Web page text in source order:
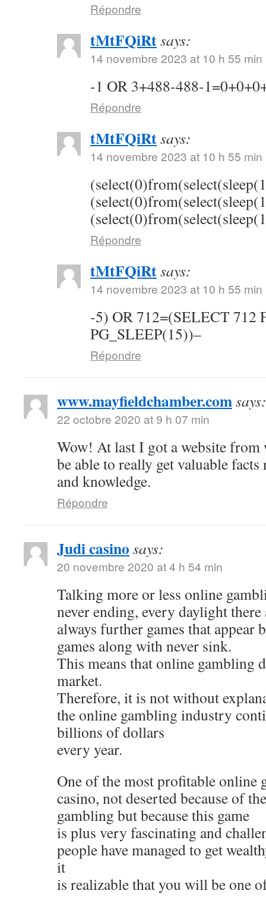
Répondre
tMtFQiRtsays:
14 novembre 2023 at 10 h 55 min
-1 OR 3+488-488-
Répondre
tMtFQiRtsays:
14 novembre 2023 at 10 h 55 min
Répondre
tMtFQiRtsays:
14 novembre 2023 at 10 h 55 min
-5) OR 712=(SELECT 712
PG_SLEEP(15))–
Répondre
www.mayfieldchamber.comsays:
22 octobre 2020 at 9 h 07 min
Wow! At last I got a website from
be able to really get valuable
and knowledge.
Répondre
Judi casino says:
20 novembre 2020 at 4 h 54 min
Talking more or less online
never ending, every daylight there
always further games that appear
games along with never sink.
This means that online gambling
market.
Therefore, it is not without
the online gambling industry
billions of dollars
every year.
One of the most profitable online
casino, not deserted because of
gambling but because this game
is plus very fascinating and
people have managed to get
it
is realizable that you will be one